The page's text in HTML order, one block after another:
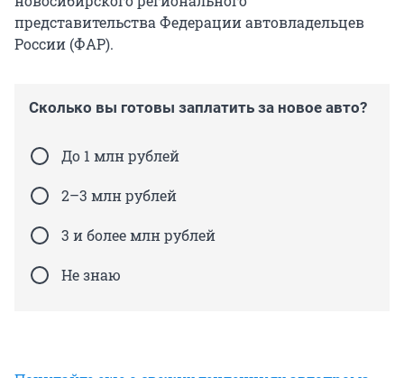
представительства Федерации автовладельцев
России (ФАР).
Сколько вы готовы заплатить за новое авто?
До 1 млн рублей
2–3 млн рублей
3 и более млн рублей
Не знаю